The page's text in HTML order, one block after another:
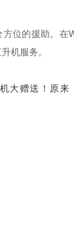
位的援助。 在
机服务。